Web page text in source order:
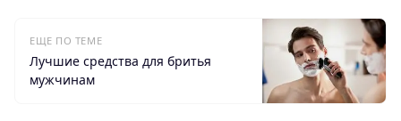
ЕЩЕ ПО ТЕМЕ
Лучшие средства для бритья
мужчинам